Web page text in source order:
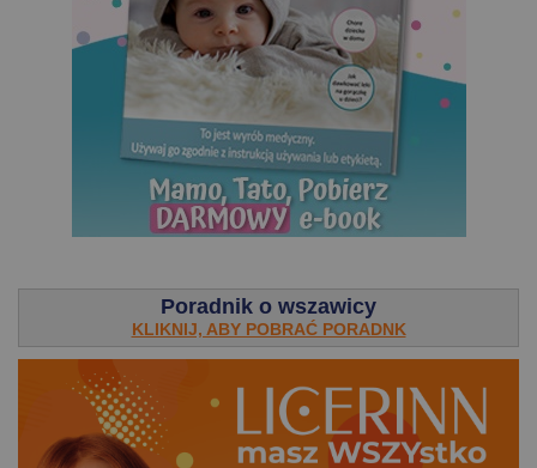
Poradnik o wszawicy
KLIKNIJ, ABY POBRAĆ PORADNK